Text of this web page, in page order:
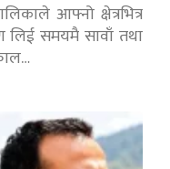
आफ्नो क्षेत्रभित्र
लिई समयमै सावाँ तथा